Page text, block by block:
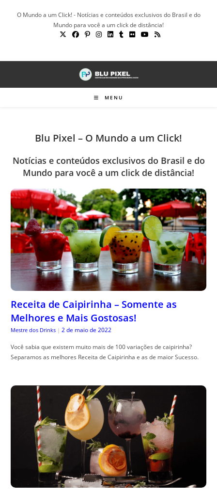
O Mundo a um Click! - Notícias e conteúdos exclusivos do Brasil e do
Mundo para você a um click de distância!
MENU
Blu Pixel – O Mundo a um Click!
Notícias e conteúdos exclusivos do Brasil e do
Mundo para você a um click de distância!
Receita de Caipirinha – Somente as
Melhores e Mais Gostosas!
Mestre dos Drinks | 2 de maio de 2022
Você sabia que existem muito mais de 100 variações de caipirinha?
Separamos as melhores Receita de Caipirinha e as de maior Sucesso.